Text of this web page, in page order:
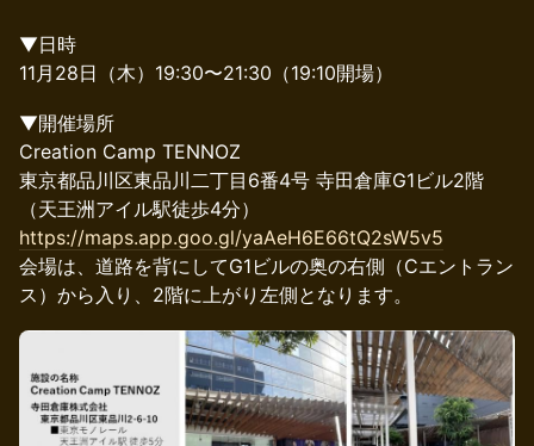
▼日時
11月28日（木）19:30〜21:30（19:10開場）
▼開催場所
Creation Camp TENNOZ
東京都品川区東品川二丁目6番4号 寺田倉庫G1ビル2階
（天王洲アイル駅徒歩4分）
https://maps.app.goo.gl/yaAeH6E66tQ2sW5v5
会場は、道路を背にしてG1ビルの奥の右側（Cエントラン
ス）から入り、2階に上がり左側となります。